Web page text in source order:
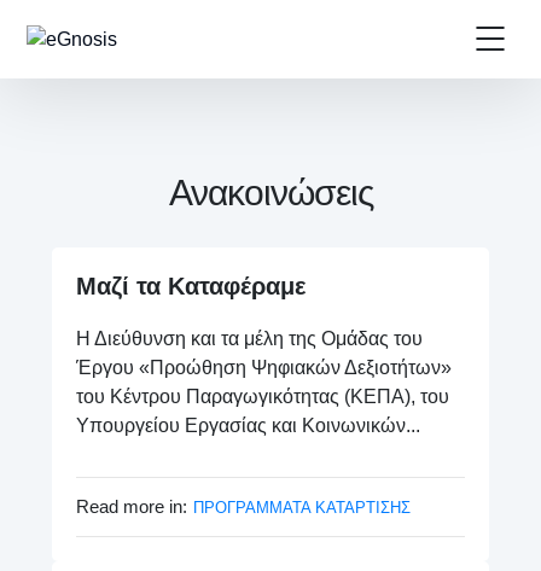
Ανακοινώσεις
Μαζί τα Καταφέραμε
Η Διεύθυνση και τα μέλη της Ομάδας του
Έργου «Προώθηση Ψηφιακών Δεξιοτήτων»
του Κέντρου Παραγωγικότητας (ΚΕΠΑ), του
Υπουργείου Εργασίας και Κοινωνικών...
Read more in: ΠΡΟΓΡΑΜΜΑΤΑ ΚΑΤΑΡΤΙΣΗΣ